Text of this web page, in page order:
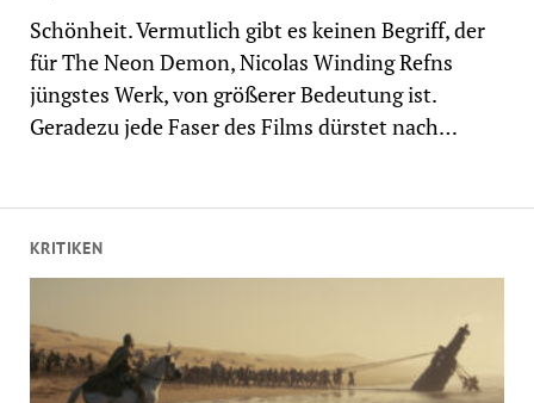
KRITIKEN
Schönheit. Vermutlich gibt es keinen Begriff, der
für The Neon Demon, Nicolas Winding Refns
jüngstes Werk, von größerer Bedeutung ist.
Geradezu jede Faser des Films dürstet nach…